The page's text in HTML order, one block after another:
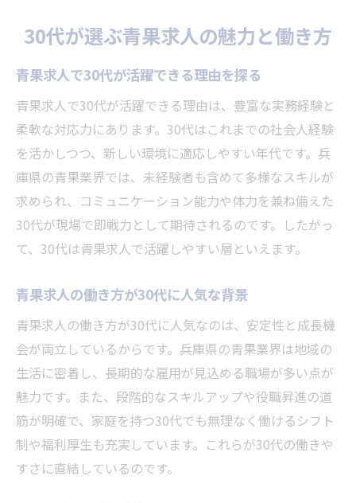
青果求人を通じて描く30代のキャリア像
未経験から始める青果業界でのキャリア形成
未経験から青果求人に挑戦する30代の一歩
青果求人で未経験者が成長できるサポート
体制
青果求人で経験ゼロからキャリアを築く秘
訣
30代未経験者が青果求人で得る新たなスキ
ル
青果求人が未経験者を受け入れる理由とは
未経験スタートで広がる青果求人の可能性
由
青果求人が30代に安定をもたらすポイント
30代が青果求人に安心感を抱く背景とは
青果求人が安定志向の30代に選ばれる理由
青果求人の安定した環境が30代を支える
30代に支持される青果求人の安定性とは
30代が選ぶ青果求人の魅力と働き方
青果求人で30代が活躍できる理由を探る
青果求人で30代が活躍できる理由は、豊富な実務経験と
柔軟な対応力にあります。30代はこれまでの社会人経験
を活かしつつ、新しい環境に適応しやすい年代です。兵
庫県の青果業界では、未経験者も含めて多様なスキルが
求められ、コミュニケーション能力や体力を兼ね備えた
30代が現場で即戦力として期待されるのです。したがっ
て、30代は青果求人で活躍しやすい層といえます。
青果求人の働き方が30代に人気な背景
青果求人の働き方が30代に人気なのは、安定性と成長機
会が両立しているからです。兵庫県の青果業界は地域の
生活に密着し、長期的な雇用が見込める職場が多い点が
魅力です。また、段階的なスキルアップや役職昇進の道
筋が明確で、家庭を持つ30代でも無理なく働けるシフト
制や福利厚生も充実しています。これらが30代の働きや
すさに直結しているのです。